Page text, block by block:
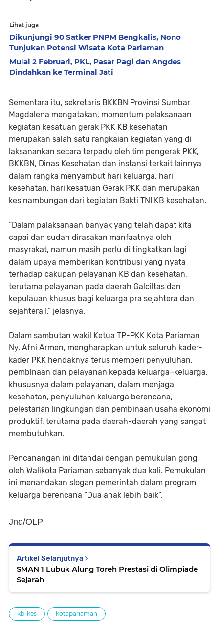
Lihat juga
Dikunjungi 90 Satker PNPM Bengkalis, Nono
Tunjukan Potensi Wisata Kota Pariaman
Mulai 2 Februari, PKL, Pasar Pagi dan Angdes
Dindahkan ke Terminal Jati
Sementara itu, sekretaris BKKBN Provinsi Sumbar
Magdalena mengatakan, momentum pelaksanaan
kegiatan kesatuan gerak PKK KB kesehatan
merupakan salah satu rangkaian kegiatan yang di
laksanankan secara terpadu oleh tim pengerak PKK,
BKKBN, Dinas Kesehatan dan instansi terkait lainnya
dalam rangka menyambut hari keluarga, hari
kesehatan, hari kesatuan Gerak PKK dan merupakan
kesinambungan dari kegiatan Bakti TNI KB kesehatan.
“Dalam palaksanaan banyak yang telah dapat kita
capai dan sudah dirasakan manfaatnya oleh
masyrakat, namun masih perlu di tingkatkan lagi
dalam upaya memberikan kontribusi yang nyata
terhadap cakupan pelayanan KB dan kesehatan,
terutama pelayanan pada daerah Galciltas dan
kepulauan khusus bagi keluarga pra sejahtera dan
sejahtera I,” jelasnya.
Dalam sambutan wakil Ketua TP-PKK Kota Pariaman
Ny. Afni Armen, mengharapkan untuk seluruh kader-
kader PKK hendaknya terus memberi penyuluhan,
pembinaan dan pelayanan kepada keluarga–keluarga,
khususnya dalam pelayanan, dalam menjaga
kesehatan, penyuluhan keluarga berencana,
pelestarian lingkungan dan pembinaan usaha ekonomi
produktif, terutama pada daerah-daerah yang sangat
membutuhkan.
Pencanangan ini ditandai dengan pemukulan gong
oleh Walikota Pariaman sebanyak dua kali. Pemukulan
ini menandakan slogan pemerintah dalam program
keluarga berencana “Dua anak lebih baik”.
Jnd/OLP
Artikel Selanjutnya
SMAN 1 Lubuk Alung Toreh Prestasi di Olimpiade
Sejarah
kb-kes kotapariaman